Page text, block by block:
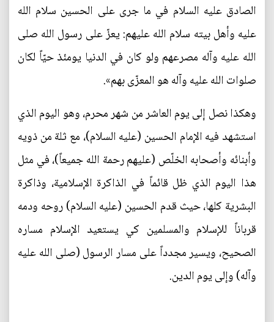
الصادق عليه السلام في ما جرى على الحسين سلام الله
عليه وأهل بيته سلام الله عليهم: يعزّ على رسول الله صلى
الله عليه وآله مصرعهم ولو كان في الدنيا يومئذ حيّاً لكان
صلوات الله عليه وآله هو المعزّى بهم».
وهكذا نصل إلى يوم العاشر من شهر محرم، وهو اليوم الذي
استشهد فيه الإمام الحسين (عليه السلام)، مع ثلة من ذويه
وأبنائه وأصحابه الخلّص (عليهم رحمة الله جميعاً)، في مثل
هذا اليوم الذي ظل قائماً في الذاكرة الإسلامية، وذاكرة
البشرية كلها، حيث قدم الحسين (عليه السلام) روحه ودمه
قرباناً للإسلام والمسلمين كي يستعيد الإسلام مساره
الصحيح، ويسير مجدداً على مسار الرسول (صلى الله عليه
وآله) وإلى يوم الدين.